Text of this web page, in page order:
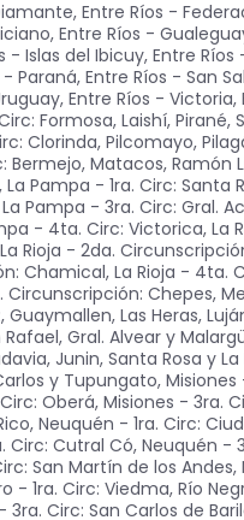
, Entre Ríos -
, Entre Ríos -
- Islas del Ibicuy, Entre Ríos
- Paraná, Entre Ríos - San
, Entre Ríos - Victoria,
Formosa, Laishí, Pirané,
Clorinda, Pilcomayo,
Bermejo, Matacos, Ramón
, La Pampa - 1ra. Circ: Santa
La Pampa - 3ra. Circ: Gral.
- 4ta. Circ: Victorica, La
La Rioja - 2da.
Chamical, La Rioja - 4ta.
Circunscripción: Chepes,
Las Heras,
Gral. Alvear y
Junin, Santa Rosa y La
y Tupungato, Misiones
Oberá, Misiones - 3ra.
, Neuquén - 1ra. Circ:
Circ: Cutral Có, Neuquén -
San Martín de los Andes,
- 1ra. Circ: Viedma, Río
3ra. Circ: San Carlos de